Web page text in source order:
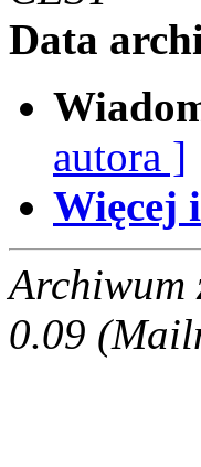
Data
autora ]
Więcej
Archiwum
0.09